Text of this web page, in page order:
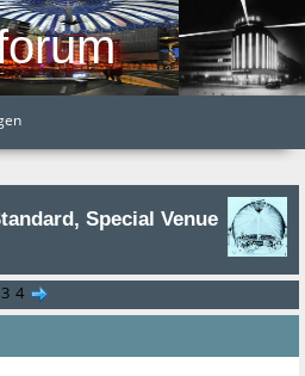
Special Venue
3 4